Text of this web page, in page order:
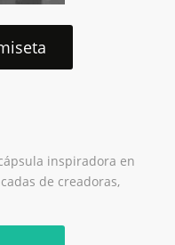
inspiradora en
de creadoras,